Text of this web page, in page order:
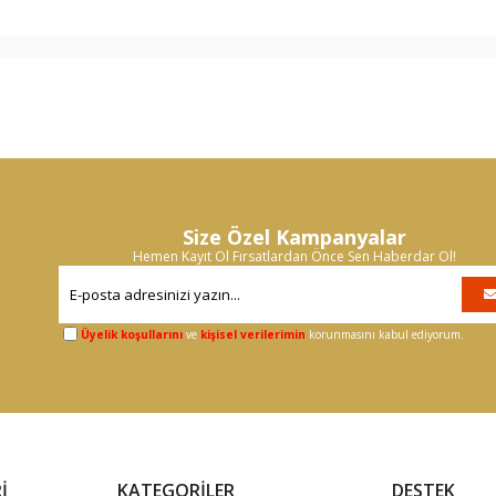
Size Özel Kampanyalar
Hemen Kayıt Ol Fırsatlardan Önce Sen Haberdar Ol!
Üyelik koşullarınıve kişisel verilerimin korunmasını kabul ediyorum.
KATEGORİLER DESTEK